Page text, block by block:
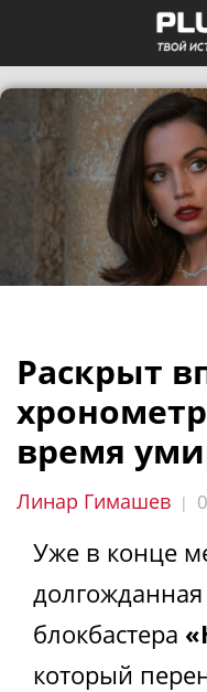
Раскрыт
время
Линар Гимашев |
Уже в конце
блокбастера
который